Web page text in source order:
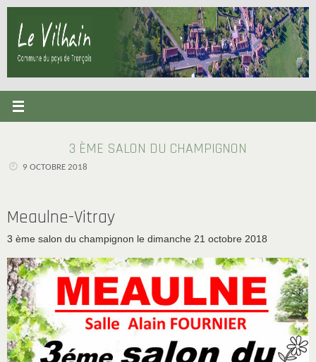
Passer
contenu
3 ÈME SALON DU CHAMPIGNON
9 OCTOBRE 2018
Meaulne-Vitray
3 ème salon du champignon le dimanche 21 octobre 2018